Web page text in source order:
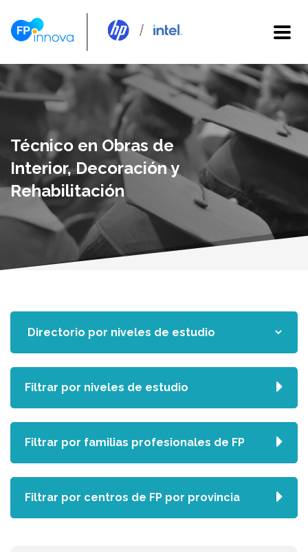
Técnico en Obras de
Interior, Decoración y
Rehabilitación
Filtrar por niveles de estudio
Filtrar por familias profesionales de FP
Filtrar por centros de FP por provincia